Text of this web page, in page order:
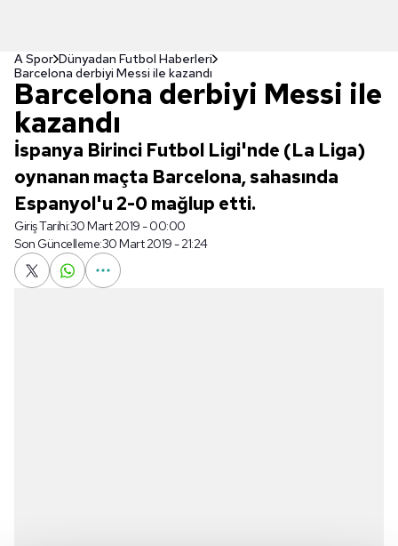
A Spor Dünyadan Futbol Haberleri
Barcelona derbiyi Messi ile kazandı
Barcelona derbiyi Messi ile
kazandı
İspanya Birinci Futbol Ligi'nde (La Liga)
oynanan maçta Barcelona, sahasında
Espanyol'u 2-0 mağlup etti.
Giriş Tarihi:30 Mart 2019 - 00:00
Son Güncelleme:30 Mart 2019 - 21:24